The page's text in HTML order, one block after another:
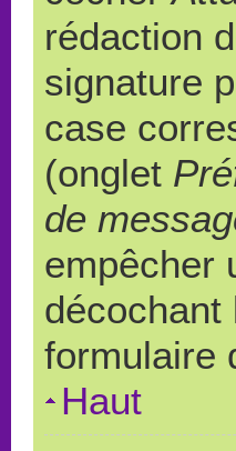
rédaction
signature
case
(onglet
de
empêcher
formulaire
Haut